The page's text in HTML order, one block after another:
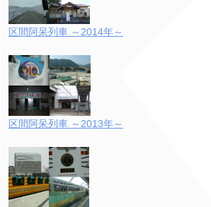
区間阿呆列車 ～2014年～
区間阿呆列車 ～2013年～